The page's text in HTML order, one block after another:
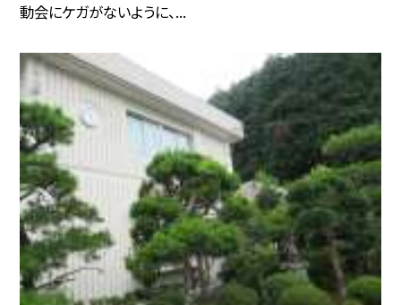
動会にケガがないように、...